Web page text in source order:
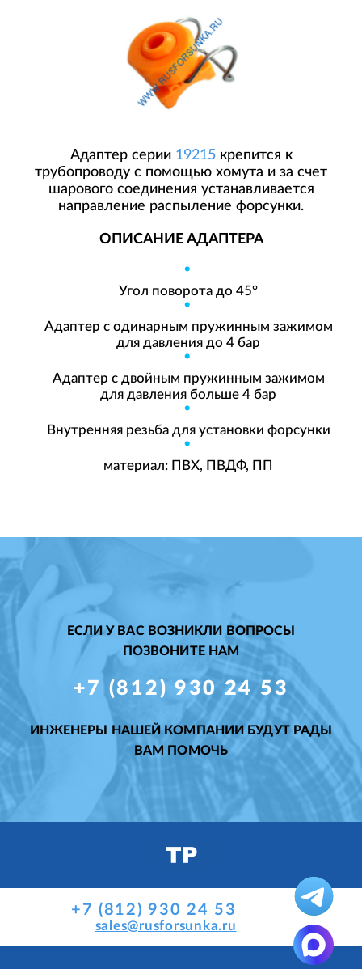
Адаптер серии 19215крепится к
трубопроводу с помощью хомута и за счет
шарового соединения устанавливается
направление распыление форсунки.
ОПИСАНИЕ АДАПТЕРА
Угол поворота до 45°
Адаптер с одинарным пружинным зажимом
для давления до 4 бар
Адаптер с двойным пружинным зажимом
для давления больше 4 бар
Внутренняя резьба для установки форсунки
материал: ПВХ, ПВДФ, ПП
ЕСЛИ У ВАС ВОЗНИКЛИ ВОПРОСЫ
ПОЗВОНИТЕ НАМ
+7 (812) 930 24 53
ИНЖЕНЕРЫ НАШЕЙ КОМПАНИИ БУДУТ РАДЫ
ВАМ ПОМОЧЬ
+7 (812) 930 24 53
sales@rusforsunka.ru